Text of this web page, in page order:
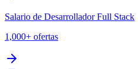
Salario de Desarrollador Full Stack
1,000+ ofertas